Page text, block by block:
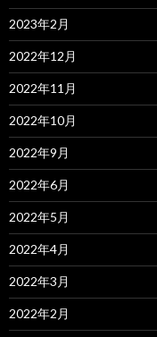
2023年2月
2022年12月
2022年11月
2022年10月
2022年9月
2022年6月
2022年5月
2022年4月
2022年3月
2022年2月